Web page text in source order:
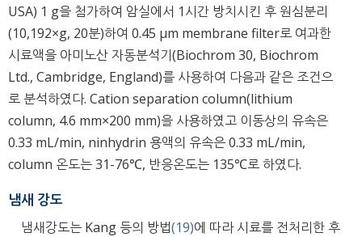
USA) 1 g을 첨가하여 암실에서 1시간 방치시킨 후 원심분리
(10,192×g, 20분)하여 0.45 μm membrane filter로 여과한
시료액을 아미노산 자동분석기(Biochrom 30, Biochrom
Ltd., Cambridge, England)를 사용하여 다음과 같은 조건으
로 분석하였다. Cation separation column(lithium
column, 4.6 mm×200 mm)을 사용하였고 이동상의 유속은
0.33 mL/min, ninhydrin 용액의 유속은 0.33 mL/min,
column 온도는 31-76℃, 반응온도는 135℃로 하였다.
냄새 강도
냄새강도는 Kang 등의 방법(19)에 따라 시료를 전처리한 후